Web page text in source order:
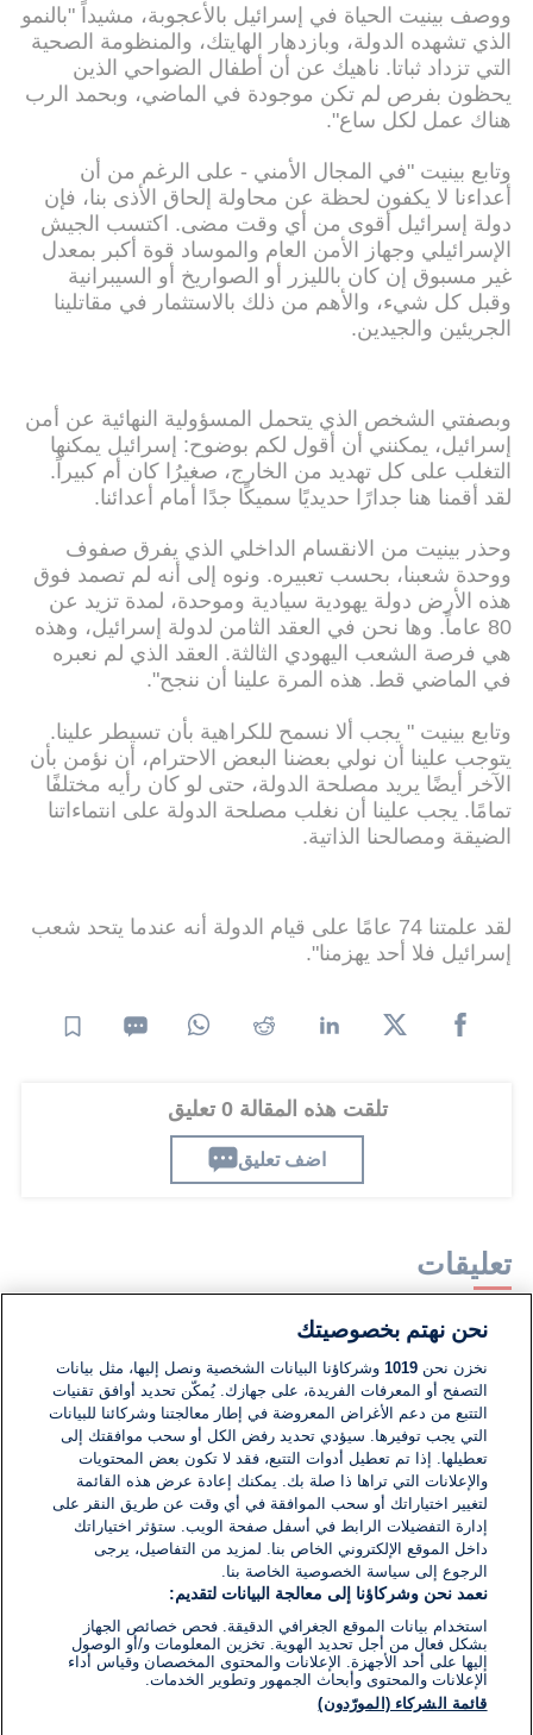
ووصف بينيت الحياة في إسرائيل بالأعجوبة، مشيداً "بالنمو
الذي تشهده الدولة، وبازدهار الهايتك، والمنظومة الصحية
التي تزداد ثباتا. ناهيك عن أن أطفال الضواحي الذين
يحظون بفرص لم تكن موجودة في الماضي، وبحمد الرب
هناك عمل لكل ساع".
وتابع بينيت "في المجال الأمني - على الرغم من أن
أعداءنا لا يكفون لحظة عن محاولة إلحاق الأذى بنا، فإن
دولة إسرائيل أقوى من أي وقت مضى. اكتسب الجيش
الإسرائيلي وجهاز الأمن العام والموساد قوة أكبر بمعدل
غير مسبوق إن كان بالليزر أو الصواريخ أو السيبرانية
وقبل كل شيء، والأهم من ذلك بالاستثمار في مقاتلينا
الجريئين والجيدين.
وبصفتي الشخص الذي يتحمل المسؤولية النهائية عن أمن
إسرائيل، يمكنني أن أقول لكم بوضوح: إسرائيل يمكنها
التغلب على كل تهديد من الخارج، صغيرُا كان أم كبيراً.
لقد أقمنا هنا جدارًا حديديًا سميكًا جدًا أمام أعدائنا.
وحذر بينيت من الانقسام الداخلي الذي يفرق صفوف
ووحدة شعبنا، بحسب تعبيره. ونوه إلى أنه لم تصمد فوق
هذه الأرض دولة يهودية سيادية وموحدة، لمدة تزيد عن
80 عاماً. وها نحن في العقد الثامن لدولة إسرائيل، وهذه
هي فرصة الشعب اليهودي الثالثة. العقد الذي لم نعبره
في الماضي قط. هذه المرة علينا أن ننجح".
وتابع بينيت " يجب ألا نسمح للكراهية بأن تسيطر علينا.
يتوجب علينا أن نولي بعضنا البعض الاحترام، أن نؤمن بأن
الآخر أيضًا يريد مصلحة الدولة، حتى لو كان رأيه مختلفًا
تمامًا. يجب علينا أن نغلب مصلحة الدولة على انتماءاتنا
الضيقة ومصالحنا الذاتية.
لقد علمتنا 74 عامًا على قيام الدولة أنه عندما يتحد شعب
إسرائيل فلا أحد يهزمنا".
تلقت هذه المقالة 0 تعليق
اضف تعليق
تعليقات
لا توجد تعليقات مكتوبة حتى الآن. كن الأول!
اكتب تعليقًا جديدًا ...
نحن نهتم بخصوصيتك
نخزن نحن1019 وشركاؤنا البيانات الشخصية ونصل إليها، مثل بيانات
التصفح أو المعرفات الفريدة، على جهازك. يُمكّن تحديد أوافق تقنيات
التتبع من دعم الأغراض المعروضة في إطار معالجتنا وشركائنا للبيانات
التي يجب توفيرها. سيؤدي تحديد رفض الكل أو سحب موافقتك إلى
تعطيلها. إذا تم تعطيل أدوات التتبع، فقد لا تكون بعض المحتويات
والإعلانات التي تراها ذا صلة بك. يمكنك إعادة عرض هذه القائمة
لتغيير اختياراتك أو سحب الموافقة في أي وقت عن طريق النقر على
إدارة التفضيلات الرابط في أسفل صفحة الويب. ستؤثر اختياراتك
داخل الموقع الإلكتروني الخاص بنا. لمزيد من التفاصيل، يرجى
الرجوع إلى سياسة الخصوصية الخاصة بنا.
نعمد نحن وشركاؤنا إلى معالجة البيانات لتقديم:
استخدام بيانات الموقع الجغرافي الدقيقة. فحص خصائص الجهاز
بشكل فعال من أجل تحديد الهوية. تخزين المعلومات و/أو الوصول
إليها على أحد الأجهزة. الإعلانات والمحتوى المخصصان وقياس أداء
الإعلانات والمحتوى وأبحاث الجمهور وتطوير الخدمات.
قائمة الشركاء (المورّدون)